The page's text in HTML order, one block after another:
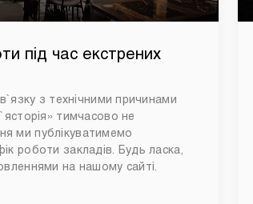
під час екстрених
з технічними причинами
тимчасово не
ми публікуватимемо
роботи закладів. Будь ласка,
на нашому сайті.